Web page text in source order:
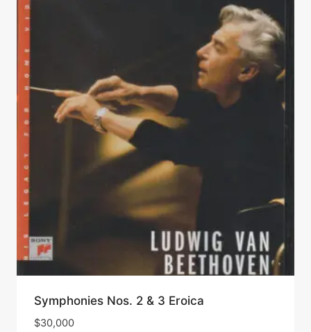
Symphonies Nos. 2 & 3 Eroica
$30,000